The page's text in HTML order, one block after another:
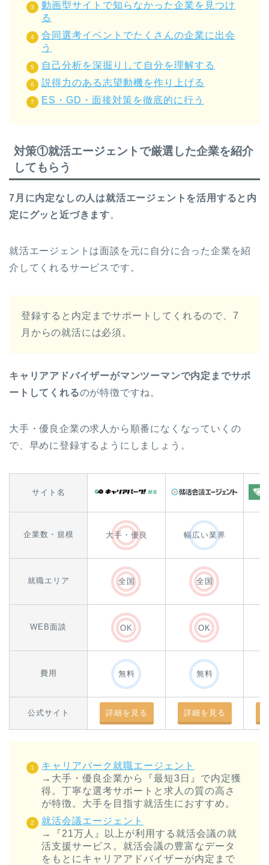
動画型サイトで知らなかった企業を見つけ
る
合同選考イベントでたくさんの企業に出会
う
自己分析を深掘りして自分を理解する
説得力のある志望動機を作り上げる
ES・GD・面接対策を徹底的に行う
対策①就活エージェントで厳選した企業を紹介
してもらう
7月に内定なしの人は就活エージェントを活用すると内
定にグッと近づきます。
就活エージェントは面談を元に自分に合った企業を紹
介してくれるサービスです。
登録すると内定までサポートしてくれるので、7
月からの就活には必須。
キャリアアドバイザーがマンツーマンで内定までサポ
ートしてくれるのが特徴ですね。
大手・優良企業の求人から順番になくなっていくの
で、早めに登録するようにしましょう。
サイト名
企業数・規模 大手・優良 幅広い業界
就職エリア 全国 全国
WEB面談 OK OK
費用 無料 無料
公式サイト 詳細を見る 詳細を見る
キャリアパーク就職エージェント
→大手・優良企業から『最短3日』で内定獲
得。丁寧な選考サポートと求人の質の高さ
が特徴。大手を目指す就活生におすすめ。
就活会議エージェント
→『21万人』以上が利用する就活会議の就
活支援サービス。就活会議の豊富なデータ
をもとにキャリアアドバイザーが内定まで